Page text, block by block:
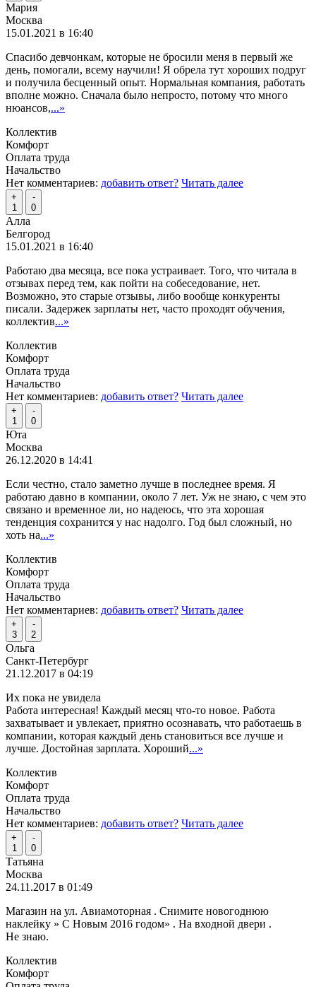
Мария
Москва
15.01.2021 в 16:40
Спасибо девчонкам, которые не бросили меня в первый же
день, помогали, всему научили! Я обрела тут хороших подруг
и получила бесценный опыт. Нормальная компания, работать
вполне можно. Сначала было непросто, потому что много
нюансов,...»
Коллектив
Комфорт
Оплата труда
Начальство
Нет комментариев: добавить ответ? Читать далее
+
1
-
0
Алла
Белгород
15.01.2021 в 16:40
Работаю два месяца, все пока устраивает. Того, что читала в
отзывах перед тем, как пойти на собеседование, нет.
Возможно, это старые отзывы, либо вообще конкуренты
писали. Задержек зарплаты нет, часто проходят обучения,
коллектив...»
Коллектив
Комфорт
Оплата труда
Начальство
Нет комментариев: добавить ответ? Читать далее
+
1
-
0
Юта
Москва
26.12.2020 в 14:41
Если честно, стало заметно лучше в последнее время. Я
работаю давно в компании, около 7 лет. Уж не знаю, с чем это
связано и временное ли, но надеюсь, что эта хорошая
тенденция сохранится у нас надолго. Год был сложный, но
хоть на...»
Коллектив
Комфорт
Оплата труда
Начальство
Нет комментариев: добавить ответ? Читать далее
+
3
-
2
Ольга
Санкт-Петербург
21.12.2017 в 04:19
Их пока не увидела
Работа интересная! Каждый месяц что-то новое. Работа
захватывает и увлекает, приятно осознавать, что работаешь в
компании, которая каждый день становиться все лучше и
лучше. Достойная зарплата. Хороший...»
Коллектив
Комфорт
Оплата труда
Начальство
Нет комментариев: добавить ответ? Читать далее
+
1
-
0
Татьяна
Москва
24.11.2017 в 01:49
Магазин на ул. Авиамоторная . Снимите новогоднюю
наклейку » С Новым 2016 годом» . На входной двери .
Не знаю.
Коллектив
Комфорт